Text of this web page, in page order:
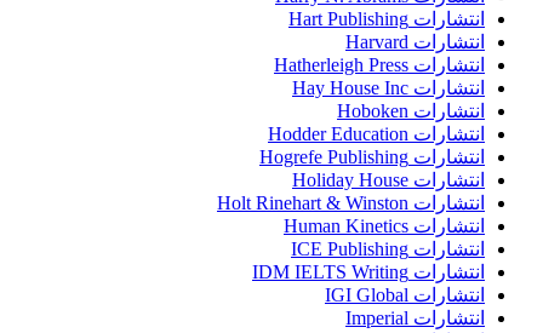
انتشارات Hart Publishing
انتشارات Harvard
انتشارات Hatherleigh Press
انتشارات Hay House Inc
انتشارات Hoboken
انتشارات Hodder Education
انتشارات Hogrefe Publishing
انتشارات Holiday House
انتشارات Holt Rinehart & Winston
انتشارات Human Kinetics
انتشارات ICE Publishing
انتشارات IDM IELTS Writing
انتشارات IGI Global
انتشارات Imperial